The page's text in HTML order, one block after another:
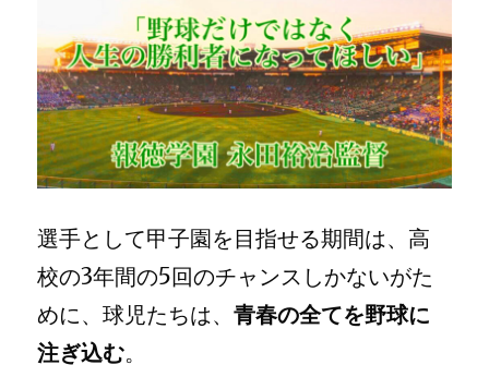
治
監
督
へ
の
は、
ど
ん
な
に
弱
い
チ
ー
で
も
甲
子
園
選手として甲子園を目指せる期間は、高
校の3年間の5回のチャンスしかないがた
めに、球児たちは、青春の全てを野球に
注ぎ込む。